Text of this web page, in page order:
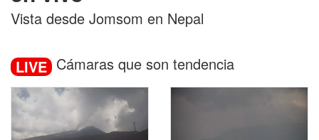
Vista desde Jomsom en Nepal
LIVE Cámaras que son tendencia